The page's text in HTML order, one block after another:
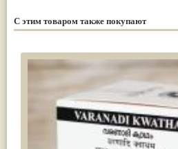
С этим товаром также покупают